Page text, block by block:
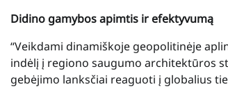
Didino gamybos apimtis ir efektyvumą
“Veikdami dinamiškoje geopolitinėje
indėlį į regiono saugumo architektūros
gebėjimo lanksčiai reaguoti į globalius